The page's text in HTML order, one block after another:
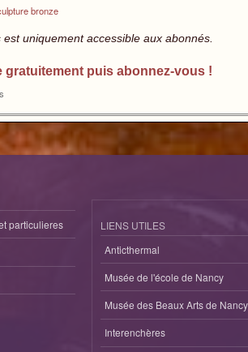
bronze
uniquement accessible aux abonnés.
gratuitement puis abonnez-vous !
particulieres
LIENS UTILES
Anticthermal
Musée de l'école de Nancy
Musée des Beaux Arts de Nancy
Interenchères